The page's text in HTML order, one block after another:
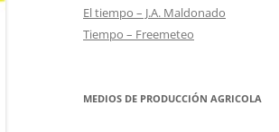
COMERCIALIZACIÓN
REQUISITOS EXIGIBLES POR
El tiempo – J.A. Maldonado
Tiempo – Freemeteo
MEDIOS DE PRODUCCIÓN AGRICOLA